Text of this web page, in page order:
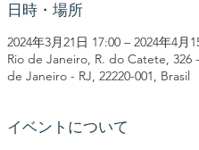
日時・場所
2024年3月21日 17:00 – 2024年4月
Rio de Janeiro, R. do Catete, 326
de Janeiro - RJ, 22220-001, Brasil
イベントについて